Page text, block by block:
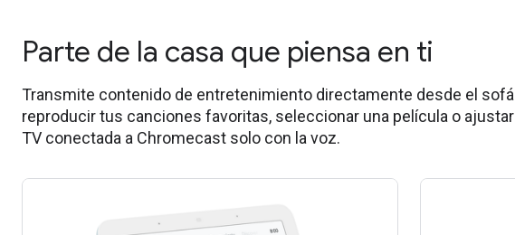
Parte de la casa que piensa en ti
Transmite contenido de entretenimiento directamente desde el
reproducir tus canciones favoritas, seleccionar una película o
TV conectada a Chromecast solo con la voz.